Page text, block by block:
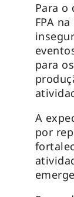
Para o
FPA
para
A
por